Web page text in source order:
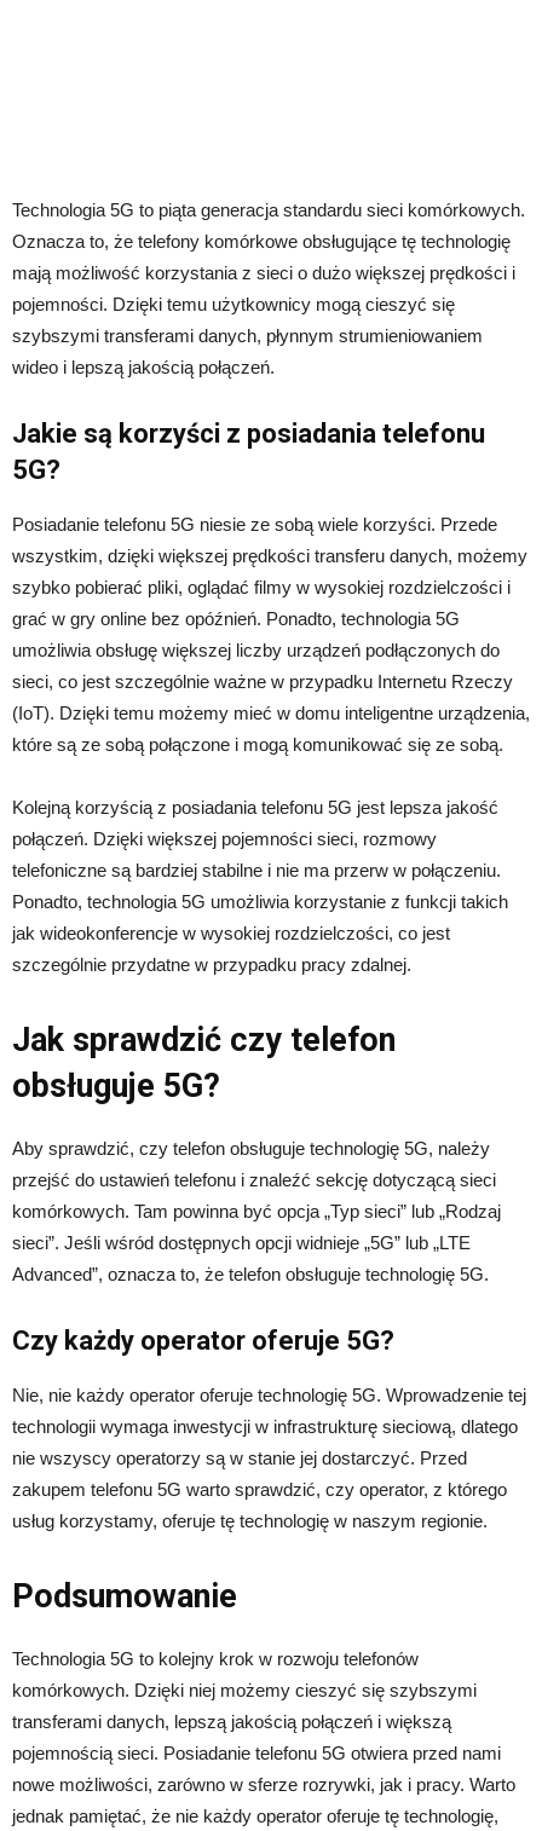
Technologia 5G to piąta generacja standardu sieci komórkowych.
Oznacza to, że telefony komórkowe obsługujące tę technologię
mają możliwość korzystania z sieci o dużo większej prędkości i
pojemności. Dzięki temu użytkownicy mogą cieszyć się
szybszymi transferami danych, płynnym strumieniowaniem
wideo i lepszą jakością połączeń.
Jakie są korzyści z posiadania telefonu
5G?
Posiadanie telefonu 5G niesie ze sobą wiele korzyści. Przede
wszystkim, dzięki większej prędkości transferu danych, możemy
szybko pobierać pliki, oglądać filmy w wysokiej rozdzielczości i
grać w gry online bez opóźnień. Ponadto, technologia 5G
umożliwia obsługę większej liczby urządzeń podłączonych do
sieci, co jest szczególnie ważne w przypadku Internetu Rzeczy
(IoT). Dzięki temu możemy mieć w domu inteligentne urządzenia,
które są ze sobą połączone i mogą komunikować się ze sobą.
Kolejną korzyścią z posiadania telefonu 5G jest lepsza jakość
połączeń. Dzięki większej pojemności sieci, rozmowy
telefoniczne są bardziej stabilne i nie ma przerw w połączeniu.
Ponadto, technologia 5G umożliwia korzystanie z funkcji takich
jak wideokonferencje w wysokiej rozdzielczości, co jest
szczególnie przydatne w przypadku pracy zdalnej.
Jak sprawdzić czy telefon
obsługuje 5G?
Aby sprawdzić, czy telefon obsługuje technologię 5G, należy
przejść do ustawień telefonu i znaleźć sekcję dotyczącą sieci
komórkowych. Tam powinna być opcja „Typ sieci” lub „Rodzaj
sieci”. Jeśli wśród dostępnych opcji widnieje „5G” lub „LTE
Advanced”, oznacza to, że telefon obsługuje technologię 5G.
Czy każdy operator oferuje 5G?
Nie, nie każdy operator oferuje technologię 5G. Wprowadzenie tej
technologii wymaga inwestycji w infrastrukturę sieciową, dlatego
nie wszyscy operatorzy są w stanie jej dostarczyć. Przed
zakupem telefonu 5G warto sprawdzić, czy operator, z którego
usług korzystamy, oferuje tę technologię w naszym regionie.
Podsumowanie
Technologia 5G to kolejny krok w rozwoju telefonów
komórkowych. Dzięki niej możemy cieszyć się szybszymi
transferami danych, lepszą jakością połączeń i większą
pojemnością sieci. Posiadanie telefonu 5G otwiera przed nami
nowe możliwości, zarówno w sferze rozrywki, jak i pracy. Warto
jednak pamiętać, że nie każdy operator oferuje tę technologię,